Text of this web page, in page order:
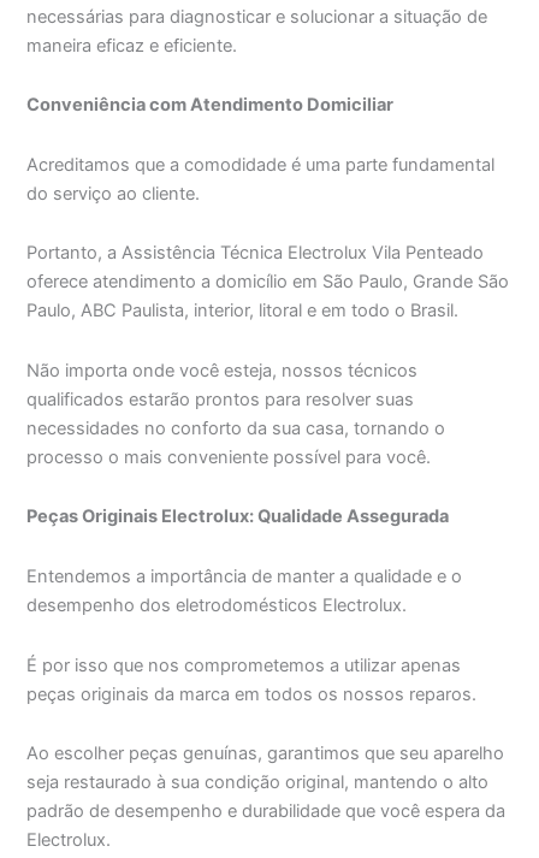
necessárias para diagnosticar e solucionar a situação de
maneira eficaz e eficiente.
Conveniência com Atendimento Domiciliar
Acreditamos que a comodidade é uma parte fundamental
do serviço ao cliente.
Portanto, a Assistência Técnica Electrolux Vila Penteado
oferece atendimento a domicílio em São Paulo, Grande São
Paulo, ABC Paulista, interior, litoral e em todo o Brasil.
Não importa onde você esteja, nossos técnicos
qualificados estarão prontos para resolver suas
necessidades no conforto da sua casa, tornando o
processo o mais conveniente possível para você.
Peças Originais Electrolux: Qualidade Assegurada
Entendemos a importância de manter a qualidade e o
desempenho dos eletrodomésticos Electrolux.
É por isso que nos comprometemos a utilizar apenas
peças originais da marca em todos os nossos reparos.
Ao escolher peças genuínas, garantimos que seu aparelho
seja restaurado à sua condição original, mantendo o alto
padrão de desempenho e durabilidade que você espera da
Electrolux.